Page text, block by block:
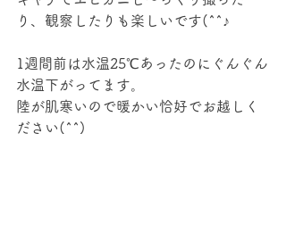
り、観察したりも楽しいです(^^♪
1週間前は水温25℃あったのにぐんぐん
水温下がってます。
陸が肌寒いので暖かい恰好でお越しく
ださい(^^)